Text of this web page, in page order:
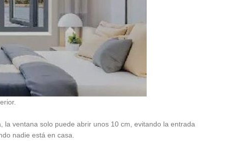
ventana solo puede abrir unos 10 cm, evitando la entrada
nadie está en casa.